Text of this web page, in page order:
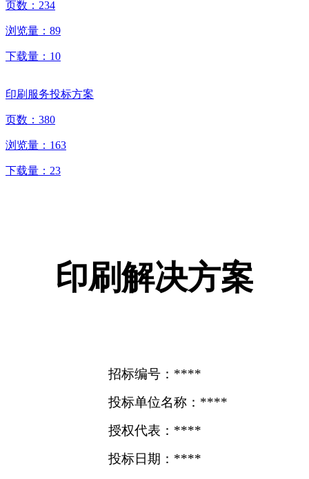
页数： 234
浏览量： 89
下载量： 10
印刷服务投标方案
页数： 380
浏览量： 163
下载量： 23
印刷解决方案
招标编号：****
投标单位名称：****
授权代表：****
投标日期：****